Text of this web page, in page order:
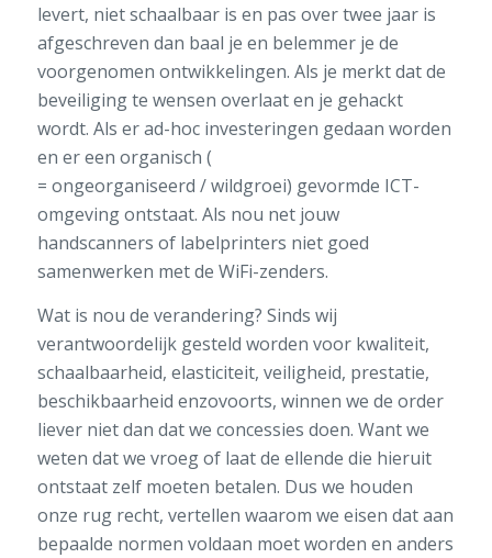
levert, niet schaalbaar is en pas over twee jaar is
afgeschreven dan baal je en belemmer je de
voorgenomen ontwikkelingen. Als je merkt dat de
beveiliging te wensen overlaat en je gehackt
wordt. Als er ad-hoc investeringen gedaan worden
en er een organisch (
= ongeorganiseerd / wildgroei) gevormde ICT-
omgeving ontstaat. Als nou net jouw
handscanners of labelprinters niet goed
samenwerken met de WiFi-zenders.
Wat is nou de verandering? Sinds wij
verantwoordelijk gesteld worden voor kwaliteit,
schaalbaarheid, elasticiteit, veiligheid, prestatie,
beschikbaarheid enzovoorts, winnen we de order
liever niet dan dat we concessies doen. Want we
weten dat we vroeg of laat de ellende die hieruit
ontstaat zelf moeten betalen. Dus we houden
onze rug recht, vertellen waarom we eisen dat aan
bepaalde normen voldaan moet worden en anders